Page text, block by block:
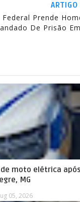
Prende
De Prisão
moto elétrica
MG
05, 2026